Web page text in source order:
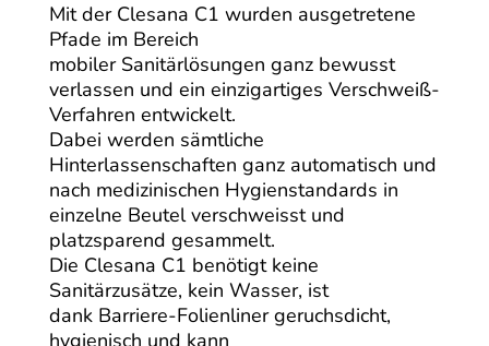
Mit der Clesana C1 wurden ausgetretene
Pfade im Bereich
mobiler Sanitärlösungen ganz bewusst
verlassen und ein einzigartiges Verschweiß-
Verfahren entwickelt.
Dabei werden sämtliche
Hinterlassenschaften ganz automatisch und
nach medizinischen Hygienstandards in
einzelne Beutel verschweisst und
platzsparend gesammelt.
Die Clesana C1 benötigt keine
Sanitärzusätze, kein Wasser, ist
dank Barriere-Folienliner geruchsdicht,
hygienisch und kann